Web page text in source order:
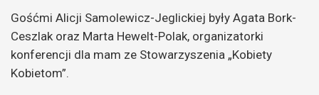
Gośćmi Alicji Samolewicz-Jeglickiej były Agata Bork-
Ceszlak oraz Marta Hewelt-Polak, organizatorki
konferencji dla mam ze Stowarzyszenia „Kobiety
Kobietom”.